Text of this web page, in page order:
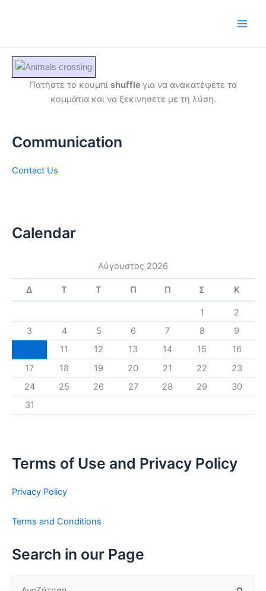
Πατήστε το κουμπί shuffle για να ανακατέψετε τα
κομμάτια και να ξεκινησετε με τη λύση.
Communication
Contact Us
Calendar
Αύγουστος 2026
Δ Τ Τ Π Π Σ Κ
1
2
3
4 5 6 7 8
9
11 12 13 14 15
16
17
18 19 20 21 22
23
24
25 26 27 28 29
30
31
Terms of Use and Privacy Policy
Privacy Policy
Terms and Conditions
Search in our Page